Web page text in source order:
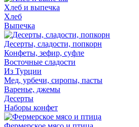
Хлеб и выпечка
Хлеб
Выпечка
Десерты, сладости, попкорн
Конфеты, зефир, суфле
Восточные сладости
Из Турции
Мед, урбечи, сиропы, пасты
Варенье, джемы
Десерты
Наборы конфет